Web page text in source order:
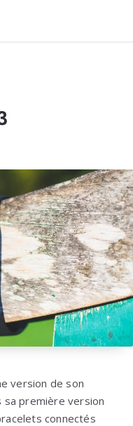
version de son
sa première version
connectés